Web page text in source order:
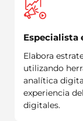
Especialista
Elabora
utilizando
analítica
experiencia
digitales.